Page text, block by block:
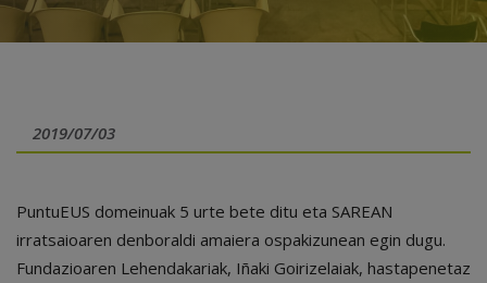
2019/07/03
PuntuEUS domeinuak 5 urte bete ditu eta SAREAN
irratsaioaren denboraldi amaiera ospakizunean egin dugu.
Fundazioaren Lehendakariak, Iñaki Goirizelaiak, hastapenetaz